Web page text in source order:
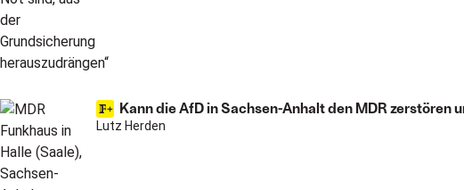
Kann die AfD in Sachsen-Anhalt den MDR zerstören
Lutz Herden